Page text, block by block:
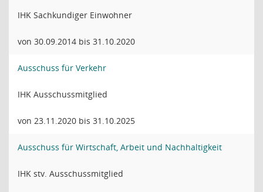
IHK Sachkundiger Einwohner
von 30.09.2014 bis 31.10.2020
Ausschuss für Verkehr
IHK Ausschussmitglied
von 23.11.2020 bis 31.10.2025
Ausschuss für Wirtschaft, Arbeit und Nachhaltigkeit
IHK stv. Ausschussmitglied